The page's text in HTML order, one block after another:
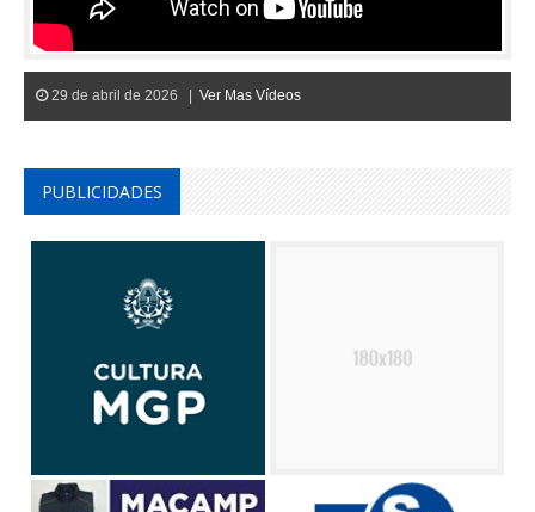
29 de abril de 2026 | Ver Mas Vídeos
PUBLICIDADES